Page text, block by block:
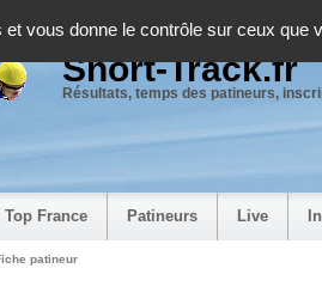
vous donne le contrôle sur ceux que
Short-Track.fr
Résultats, temps des patineurs,
Top France Patineurs Live
patineur